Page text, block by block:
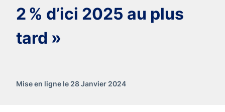
2 % d’ici 2025 au plus
tard »
Mise en ligne le 28 Janvier 2024